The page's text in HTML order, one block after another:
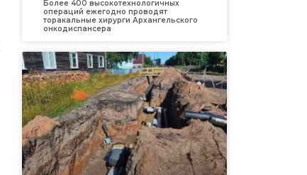
Более 400 высокотехнологичных
операций ежегодно проводят
торакальные хирурги Архангельского
онкодиспансера